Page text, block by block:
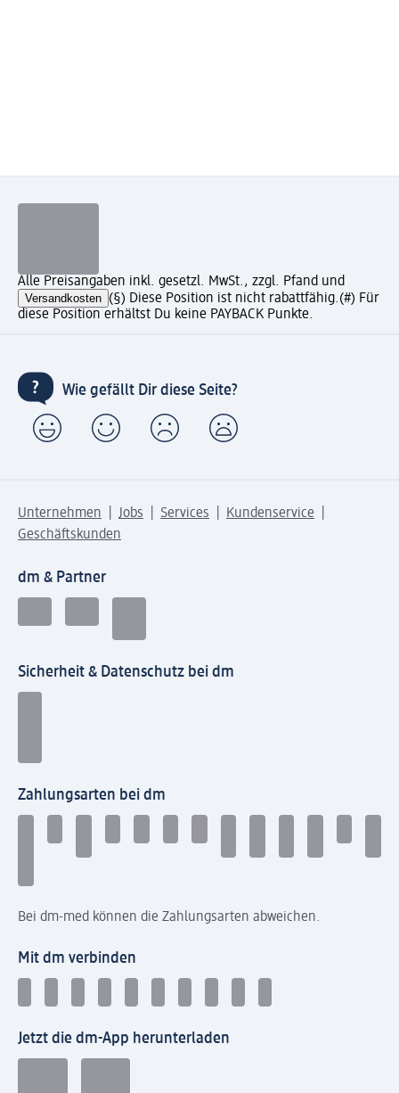
Alle Preisangaben inkl. gesetzl. MwSt., zzgl. Pfand und
Versandkosten (§) Diese Position ist nicht rabattfähig.(#) Für
diese Position erhältst Du keine PAYBACK Punkte.
Wie gefällt Dir diese Seite?
Unternehmen Jobs Services
Kundenservice
Geschäftskunden
dm & Partner
Sicherheit & Datenschutz bei dm
Zahlungsarten bei dm
Bei dm-med können die Zahlungsarten abweichen.
Mit dm verbinden
Jetzt die dm-App herunterladen